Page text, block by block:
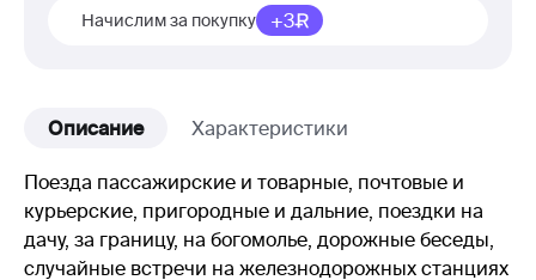
Начислим за покупку +3
Описание Характеристики
Поезда пассажирские и товарные, почтовые и
курьерские, пригородные и дальние, поездки на
дачу, за границу, на богомолье, дорожные беседы,
случайные встречи на железнодорожных станциях